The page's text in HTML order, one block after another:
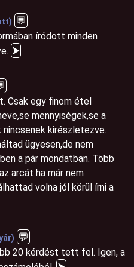
💬
íródott minden
⮞
Csak egy finom étel
mennyiségek,se a
kirészletezve.
ügyesen,de nem
a pár mondatban. Több
arcát ha már nem
volna jól körül írni a
💬
20 kérdést tett fel. Igen, a